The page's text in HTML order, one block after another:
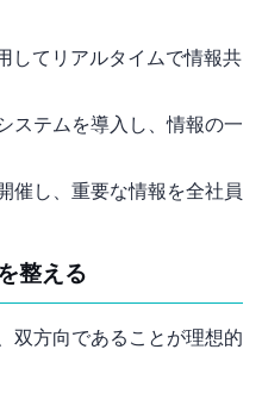
活用してリアルタイムで情報共
システムを導入し、情報の一
催し、重要な情報を全社員
整える
双方向であることが理想的